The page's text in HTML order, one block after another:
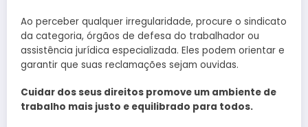
Ao perceber qualquer irregularidade, procure o sindicato
da categoria, órgãos de defesa do trabalhador ou
assistência jurídica especializada. Eles podem orientar e
garantir que suas reclamações sejam ouvidas.
Cuidar dos seus direitos promove um ambiente de
trabalho mais justo e equilibrado para todos.